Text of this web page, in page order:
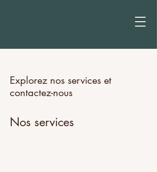
Explorez nos services et
contactez-nous
Nos services